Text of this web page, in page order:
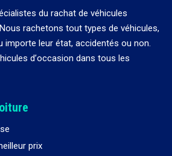
du rachat de véhicules
rachetons tout types de véhicules,
importe leur état, accidentés ou non.
d’occasion dans tous les
prix